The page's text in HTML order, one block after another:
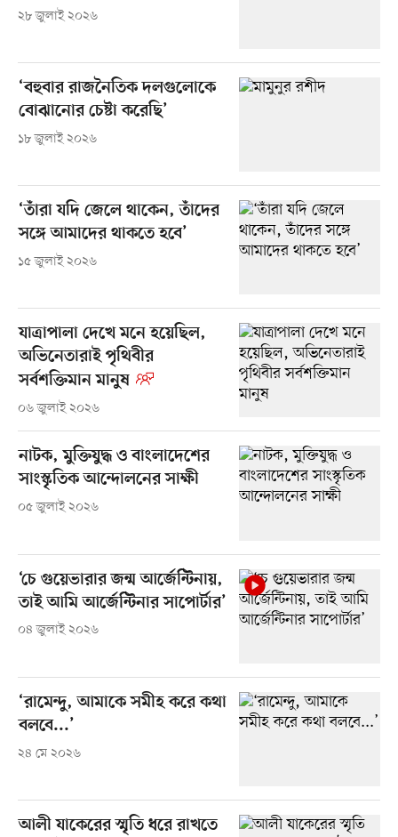
২৮ জুলাই ২০২৬
‘বহুবার রাজনৈতিক দলগুলোকে
বোঝানোর চেষ্টা করেছি’
১৮ জুলাই ২০২৬
‘তাঁরা যদি জেলে থাকেন, তাঁদের
সঙ্গে আমাদের থাকতে হবে’
১৫ জুলাই ২০২৬
যাত্রাপালা দেখে মনে হয়েছিল,
অভিনেতারাই পৃথিবীর
সর্বশক্তিমান মানুষ
০৬ জুলাই ২০২৬
নাটক, মুক্তিযুদ্ধ ও বাংলাদেশের
সাংস্কৃতিক আন্দোলনের সাক্ষী
০৫ জুলাই ২০২৬
‘চে গুয়েভারার জন্ম আর্জেন্টিনায়,
তাই আমি আর্জেন্টিনার সাপোর্টার’
০৪ জুলাই ২০২৬
‘রামেন্দু, আমাকে সমীহ করে কথা
বলবে...’
২৪ মে ২০২৬
আলী যাকেরের স্মৃতি ধরে রাখতে